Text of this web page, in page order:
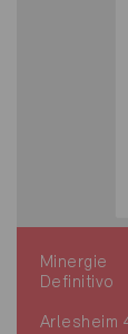
Minergie
Definitivo
Arlesheim